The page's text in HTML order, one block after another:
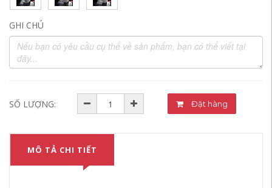
GHI CHÚ
SỐ LƯỢNG: Đặt hàng
MÔ TẢ CHI TIẾT